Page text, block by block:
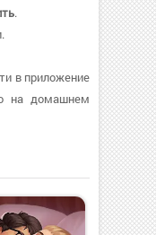
.
в приложение
на домашнем